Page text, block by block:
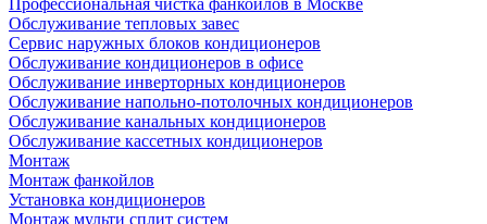
Профессиональная чистка фанкойлов в Москве
Обслуживание тепловых завес
Сервис наружных блоков кондиционеров
Обслуживание кондиционеров в офисе
Обслуживание инверторных кондиционеров
Обслуживание напольно-потолочных кондиционеров
Обслуживание канальных кондиционеров
Обслуживание кассетных кондиционеров
Монтаж
Монтаж фанкойлов
Установка кондиционеров
Монтаж мульти сплит систем